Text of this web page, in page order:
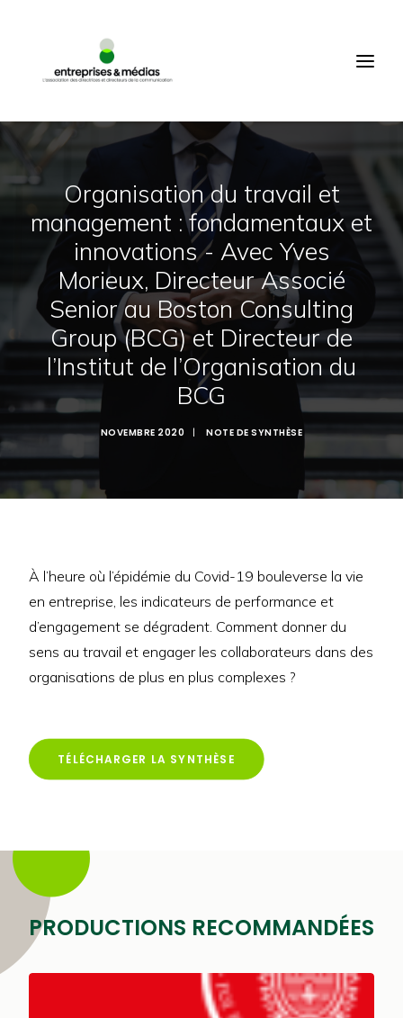
QUI SOMMES-NOUS ?
ÉVÉNEMENTS
COMMUNAUTÉ
MEMBRES
CONNEXION
FR
RECHERCHE
Organisation du travail et
management : fondamentaux et
innovations - Avec Yves
Morieux, Directeur Associé
Senior au Boston Consulting
Group (BCG) et Directeur de
l’Institut de l’Organisation du
BCG
NOVEMBRE 2020 | NOTE DE SYNTHÈSE
À l’heure où l’épidémie du Covid-19 bouleverse la vie
en entreprise, les indicateurs de performance et
d’engagement se dégradent. Comment donner du
sens au travail et engager les collaborateurs dans des
organisations de plus en plus complexes ?
TÉLÉCHARGER LA SYNTHÈSE
PRODUCTIONS RECOMMANDÉES